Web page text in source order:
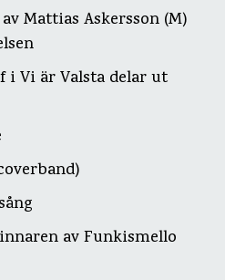
Mattias Askersson (M)
i Vi är Valsta delar ut
av Funkismello